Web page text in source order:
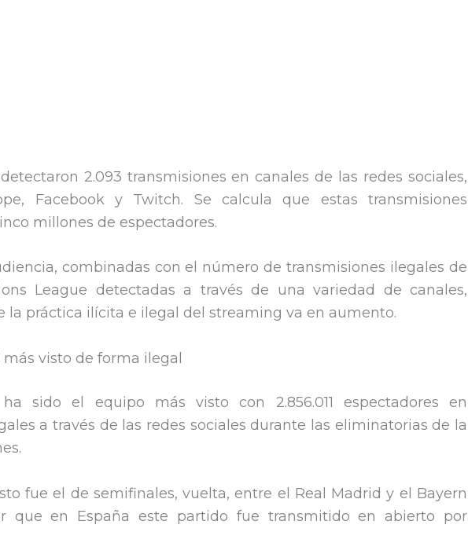
2.093 transmisiones en canales de las redes sociales,
Facebook y Twitch. Se calcula que estas transmisiones
millones de espectadores.
combinadas con el número de transmisiones ilegales de
League detectadas a través de una variedad de canales,
la práctica ilícita e ilegal del streaming va en aumento.
visto de forma ilegal
sido el equipo más visto con 2.856.011 espectadores en
a través de las redes sociales durante las eliminatorias de la
fue el de semifinales, vuelta, entre el Real Madrid y el Bayern
que en España este partido fue transmitido en abierto por